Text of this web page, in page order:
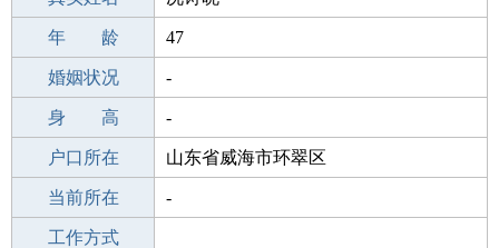
性 别 女
年 龄 47
出生年月 1979-01-30
婚姻状况 -
学 历 职校/技校
身 高 -
毕业学校 职校/技校
户口所在 山东省威海市环翠区
所学专业 -
当前所在 -
工作经验
工作方式